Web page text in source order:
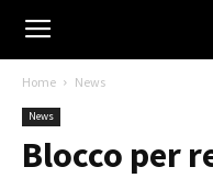
Home News
News
Blocco per